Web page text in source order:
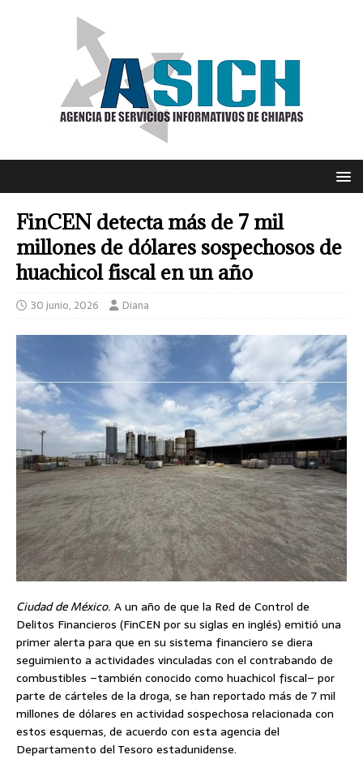
FinCEN detecta más de 7 mil
millones de dólares sospechosos de
huachicol fiscal en un año
30 junio, 2026 Diana
Ciudad de México. A un año de que la Red de Control de
Delitos Financieros (FinCEN por su siglas en inglés) emitió una
primer alerta para que en su sistema financiero se diera
seguimiento a actividades vinculadas con el contrabando de
combustibles –también conocido como huachicol fiscal– por
parte de cárteles de la droga, se han reportado más de 7 mil
millones de dólares en actividad sospechosa relacionada con
estos esquemas, de acuerdo con esta agencia del
Departamento del Tesoro estadunidense.